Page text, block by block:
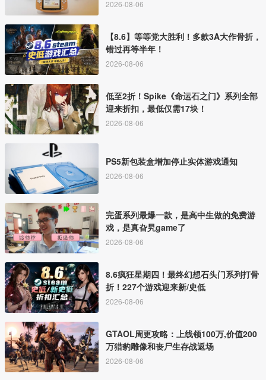
2026-08-06
【8.6】等等党大胜利！多款3A大作骨折，
错过再等半年！
2026-08-06
低至2折！Spike《命运石之门》系列全部
迎来折扣，最低仅需17块！
2026-08-06
PS5新包装盒增加停止实体游戏通知
2026-08-06
完蛋系列最爆一款，是高中生做的免费游
戏，是真旮旯game了
2026-08-06
8.6疯狂星期四！最终幻想石头门系列打骨
折！227个游戏迎来新/史低
2026-08-06
GTAOL周更攻略：上线领100万,价值200
万猎豹雕像和丧尸生存战返场
2026-08-06